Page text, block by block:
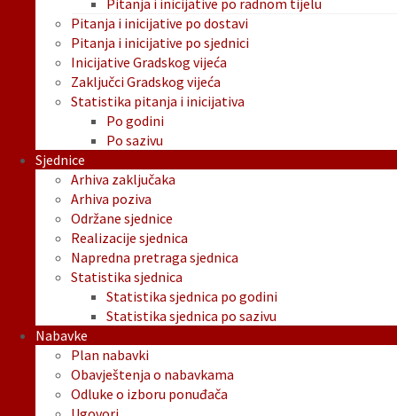
Pitanja i inicijative po radnom tijelu
Pitanja i inicijative po dostavi
Pitanja i inicijative po sjednici
Inicijative Gradskog vijeća
Zaključci Gradskog vijeća
Statistika pitanja i inicijativa
Po godini
Po sazivu
Sjednice
Arhiva zaključaka
Arhiva poziva
Održane sjednice
Realizacije sjednica
Napredna pretraga sjednica
Statistika sjednica
Statistika sjednica po godini
Statistika sjednica po sazivu
Nabavke
Plan nabavki
Obavještenja o nabavkama
Odluke o izboru ponuđača